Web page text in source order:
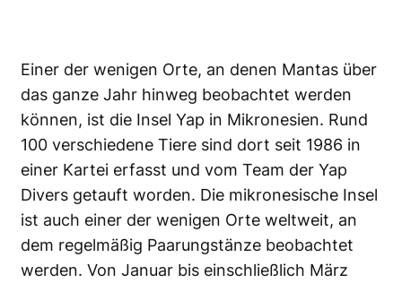
Einer der wenigen Orte, an denen Mantas über
das ganze Jahr hinweg beobachtet werden
können, ist die Insel Yap in Mikronesien. Rund
100 verschiedene Tiere sind dort seit 1986 in
einer Kartei erfasst und vom Team der Yap
Divers getauft worden. Die mikronesische Insel
ist auch einer der wenigen Orte weltweit, an
dem regelmäßig Paarungstänze beobachtet
werden. Von Januar bis einschließlich März